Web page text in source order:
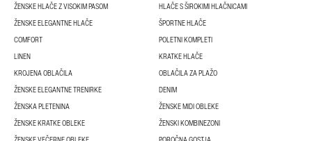
ŽENSKE HLAČE Z VISOKIM PASOM
HLAČE S ŠIROKIMI HLAČNICAMI
ŽENSKE ELEGANTNE HLAČE
ŠPORTNE HLAČE
COMFORT
POLETNI KOMPLETI
LINEN
KRATKE HLAČE
KROJENA OBLAČILA
OBLAČILA ZA PLAŽO
ŽENSKE ELEGANTNE TRENIRKE
DENIM
ŽENSKA PLETENINA
ŽENSKE MIDI OBLEKE
ŽENSKE KRATKE OBLEKE
ŽENSKI KOMBINEZONI